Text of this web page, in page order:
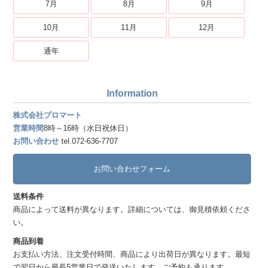
7月 8月 9月
10月 11月 12月
通年
Information
株式会社プロマート
営業時間8時～16時（水日祝休日）
お問い合わせ tel.072-636-7707
お問い合わせフォーム
送料条件
商品によって送料が異なります。詳細については、御見積依頼くださ
い。
商品到着
お支払い方法、注文受付時間、商品により出荷日が異なります。最短